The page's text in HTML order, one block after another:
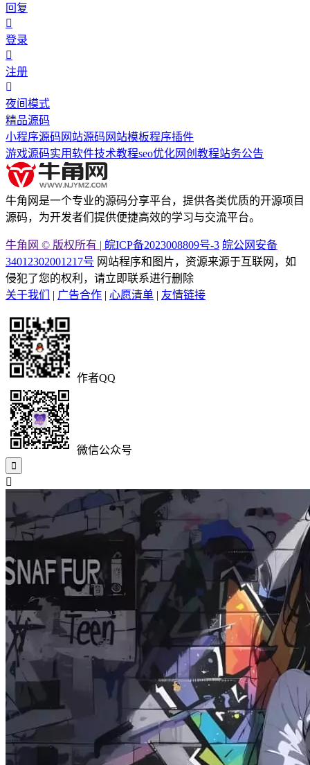
回复
登录
注册
夜间模式
精品源码
小程序源码 网站源码 网站模板程序插件
游戏源码实用软件技术教程seo优化网创教程站务公告
牛角网是一个专业的源码分享平台，提供各类优质的开源项目
源码，为开发者们提供便捷高效的学习与交流平台。
牛角网 © 版权所有 | 皖ICP备2023008809号-3 皖公网安备
34012302001217号 网站程序和图片，资源来源于互联网，如
侵犯了您的权利，请立即联系进行删除
关于我们
| 广告合作 | 心愿清单 | 友情链接
作者QQ
微信公众号